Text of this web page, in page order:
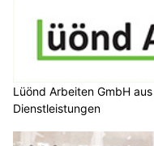
Lüönd Arbeiten GmbH
Dienstleistungen